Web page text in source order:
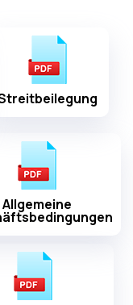
Allgemeine